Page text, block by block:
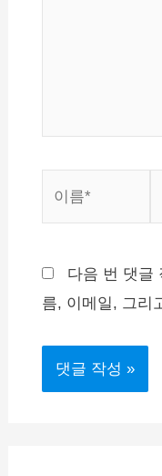
*
다음 번 댓글
름, 이메일, 그리